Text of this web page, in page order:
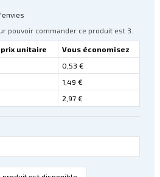
pouvoir commander ce produit est 3.
prix unitaire
Vous économisez
0,53 €
1,49 €
2,97 €